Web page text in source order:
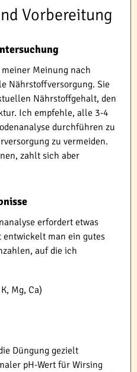
Vorbereitung
Meinung nach
Nährstoffversorgung. Sie
Nährstoffgehalt, den
Ich empfehle, alle 3-4
durchführen zu
zu vermeiden.
zahlt sich aber
erfordert etwas
entwickelt man ein gutes
auf die ich
Mg, Ca)
Düngung gezielt
pH-Wert für Wirsing